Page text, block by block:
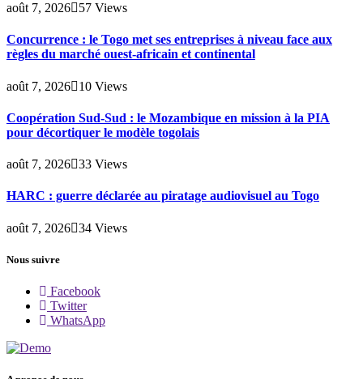
août 7, 2026 57 Views
Concurrence : le Togo met ses entreprises à niveau face aux
règles du marché ouest-africain et continental
août 7, 2026 10 Views
Coopération Sud-Sud : le Mozambique en mission à la PIA
pour décortiquer le modèle togolais
août 7, 2026 33 Views
HARC : guerre déclarée au piratage audiovisuel au Togo
août 7, 2026 34 Views
Nous suivre
Facebook
Twitter
WhatsApp